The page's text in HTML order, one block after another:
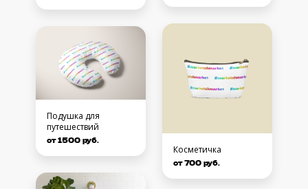
Подушка для
путешествий
от 1500 руб.
Косметичка
от 700 руб.